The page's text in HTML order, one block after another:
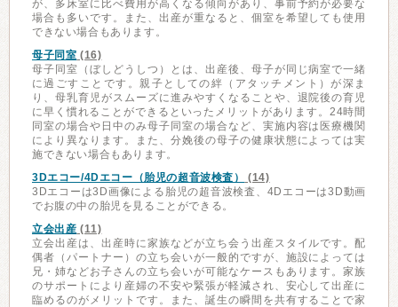
が、多床室に比べ費用が高くなる傾向があり、事前予約が必要な
場合も多いです。また、出産が重なると、個室を希望しても使用
できない場合もあります。
母子同室 (16)
母子同室（ぼしどうしつ）とは、出産後、母子が同じ病室で一緒
に過ごすことです。親子としての絆（アタッチメント）が深ま
り、母乳育児がスムーズに進みやすくなることや、退院後の育児
に早く慣れることができるといったメリットがあります。24時間
同室の場合や日中のみ母子同室の場合など、実施内容は医療機関
により異なります。また、分娩後の母子の健康状態によっては実
施できない場合もあります。
3Dエコー/4Dエコー（胎児の超音波検査）
(14)
3Dエコーは3D画像による胎児の超音波検査、4Dエコーは3D動画
でお腹の中の胎児を見ることができる。
立会出産 (11)
立会出産は、出産時に家族などが立ち会う出産スタイルです。配
偶者（パートナー）の立ち会いが一般的ですが、施設によっては
兄・姉などお子さんの立ち会いが可能なケースもあります。家族
のサポートにより産婦の不安や緊張が軽減され、安心して出産に
臨めるのがメリットです。また、誕生の瞬間を共有することで家